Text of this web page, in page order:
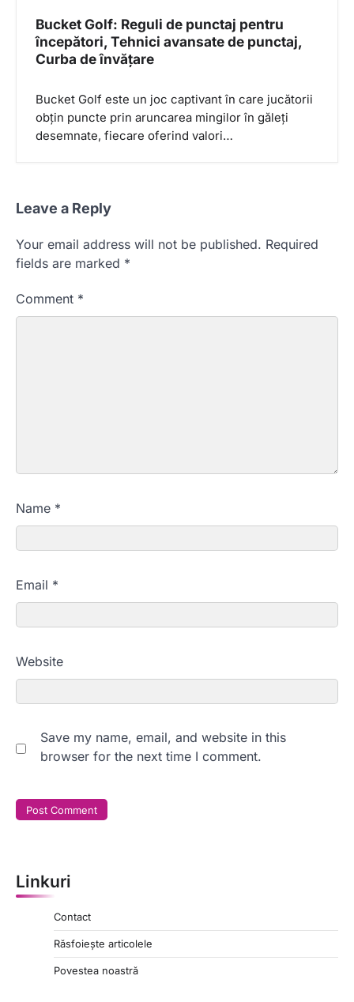
Bucket Golf: Reguli de punctaj pentru
începători, Tehnici avansate de punctaj,
Curba de învățare
Bucket Golf este un joc captivant în care jucătorii
obțin puncte prin aruncarea mingilor în găleți
desemnate, fiecare oferind valori…
Leave a Reply
Your email address will not be published. Required
fields are marked *
Comment *
Name *
Email *
Website
Save my name, email, and website in this
browser for the next time I comment.
Linkuri
Contact
Răsfoiește articolele
Povestea noastră